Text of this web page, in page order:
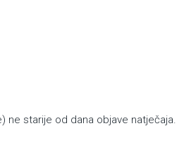
ne starije od dana objave natječaja.